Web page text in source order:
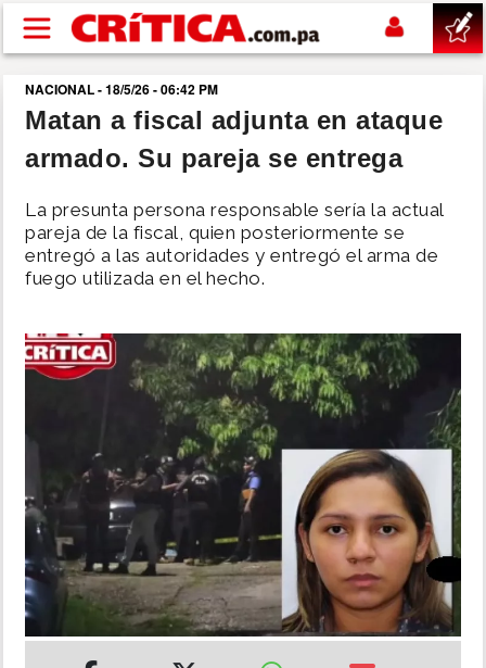
Pasar al contenido principal
buscar
SUCESOS
NACIONAL
POLÍTICA
SHOW
INSÓLITAS
MULTIMEDIA
NACIONAL - 18/5/26 - 06:42 PM
Matan a fiscal adjunta en ataque
armado. Su pareja se entrega
La presunta persona responsable sería la actual
pareja de la fiscal, quien posteriormente se
entregó a las autoridades y entregó el arma de
fuego utilizada en el hecho.